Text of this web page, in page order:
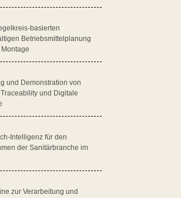
basierten
Betriebsmittelplanung
und Demonstration von
und Digitale
Intelligenz für den
der Sanitärbranche im
zur Verarbeitung und